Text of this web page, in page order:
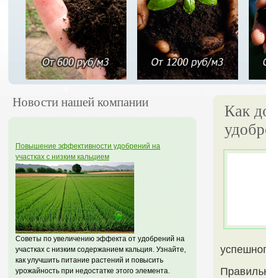
Новости нашей компании
Повышение эффективности удобрений на
участках с низким кальцием
Советы по увеличению эффекта от удобрений на
участках с низким содержанием кальция. Узнайте,
как улучшить питание растений и повысить
урожайность при недостатке этого элемента.
Как